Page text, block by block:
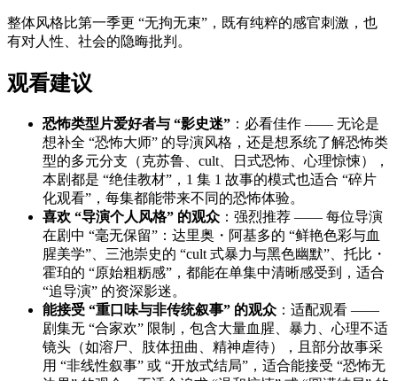
整体风格比第一季更 “无拘无束”，既有纯粹的感官刺激，也
有对人性、社会的隐晦批判。
观看建议
恐怖类型片爱好者与 “影史迷” ：必看佳作 —— 无论是
想补全 “恐怖大师” 的导演风格，还是想系统了解恐怖类
型的多元分支（克苏鲁、cult、日式恐怖、心理惊悚），
本剧都是 “绝佳教材”，1 集 1 故事的模式也适合 “碎片
化观看”，每集都能带来不同的恐怖体验。
喜欢 “导演个人风格” 的观众 ：强烈推荐 —— 每位导演
在剧中 “毫无保留”：达里奥・阿基多的 “鲜艳色彩与血
腥美学”、三池崇史的 “cult 式暴力与黑色幽默”、托比・
霍珀的 “原始粗粝感”，都能在单集中清晰感受到，适合
“追导演” 的资深影迷。
能接受 “重口味与非传统叙事” 的观众 ：适配观看 ——
剧集无 “合家欢” 限制，包含大量血腥、暴力、心理不适
镜头（如溶尸、肢体扭曲、精神虐待），且部分故事采
用 “非线性叙事” 或 “开放式结局”，适合能接受 “恐怖无